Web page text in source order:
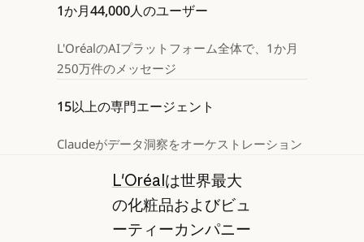
1か月44,000人のユーザー
L'OréalのAIプラットフォーム全体で、1か月
250万件のメッセージ
15以上の専門エージェント
Claudeがデータ洞察をオーケストレーション
L'Oréalは世界最大
の化粧品およびビュ
ーティーカンパニー